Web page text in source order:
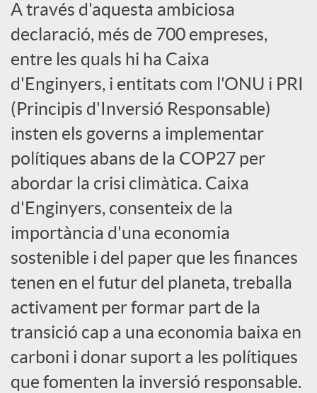
a
l
s
A través d'aquesta ambiciosa
declaració, més de 700 empreses,
entre les quals hi ha Caixa
d'Enginyers, i entitats com l'ONU i PRI
(Principis d'Inversió Responsable)
insten els governs a implementar
polítiques abans de la COP27 per
abordar la crisi climàtica. Caixa
d'Enginyers, consenteix de la
importància d'una economia
sostenible i del paper que les finances
tenen en el futur del planeta, treballa
activament per formar part de la
transició cap a una economia baixa en
carboni i donar suport a les polítiques
que fomenten la inversió responsable.